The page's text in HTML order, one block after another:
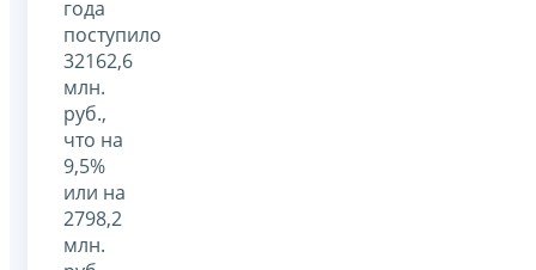
года
поступило
32162,6
млн.
руб.,
что на
9,5%
или на
2798,2
млн.